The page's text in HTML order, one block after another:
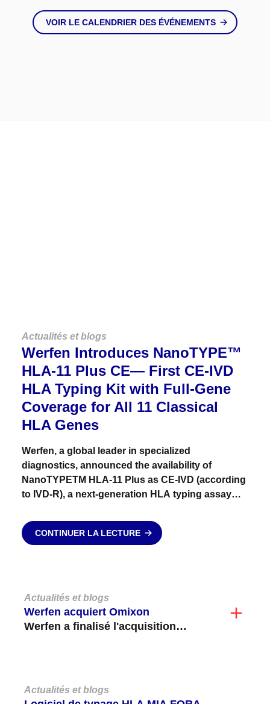
VOIR LE CALENDRIER DES ÉVÉNEMENTS
Actualités et blogs
Werfen Introduces NanoTYPE™
HLA-11 Plus CE— First CE-IVD
HLA Typing Kit with Full-Gene
Coverage for All 11 Classical
HLA Genes
Werfen, a global leader in specialized
diagnostics, announced the availability of
NanoTYPETM HLA-11 Plus as CE-IVD (according
to IVD-R), a next-generation HLA typing assay
3′UTR — across all 11 classical HLA genes....
CONTINUER LA LECTURE
Actualités et blogs
Werfen acquiert Omixon
Werfen a finalisé l'acquisition
Actualités et blogs